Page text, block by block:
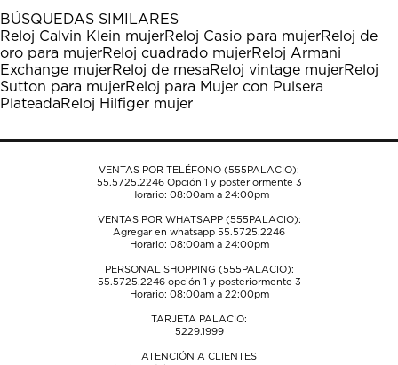
1
estrella
Esta
acción
abrirá
el
formulario
envío.
estrellas.
Esta
acción
abrirá
el
formulario
envío.
estrellas.
Esta
acción
abrirá
el
formulario
envío.
estrellas.
Esta
acción
abrirá
el
formulario
envío.
estrellas.
Esta
acción
abrirá
el
formulario
envío.
BÚSQUEDAS SIMILARES
Reloj Calvin Klein mujerReloj Casio para mujerReloj de
oro para mujerReloj cuadrado mujerReloj Armani
Exchange mujerReloj de mesaReloj vintage mujerReloj
Sutton para mujerReloj para Mujer con Pulsera
PlateadaReloj Hilfiger mujer
VENTAS POR TELÉFONO (555PALACIO):
55.5725.2246Opción 1 y posteriormente 3
Horario: 08:00am a 24:00pm
VENTAS POR WHATSAPP (555PALACIO):
Agregar en whatsapp 55.5725.2246
Horario: 08:00am a 24:00pm
PERSONAL SHOPPING (555PALACIO):
55.5725.2246opción 1 y posteriormente 3
Horario: 08:00am a 22:00pm
TARJETA PALACIO:
5229.1999
ATENCIÓN A CLIENTES